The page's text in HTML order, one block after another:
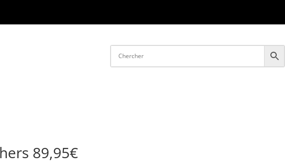
89,95€